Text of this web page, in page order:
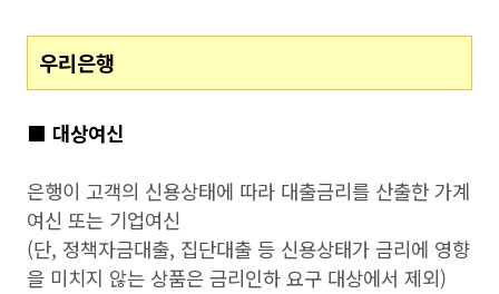
우리은행
■ 대상여신
은행이 고객의 신용상태에 따라 대출금리를 산출한 가계
여신 또는 기업여신
(단, 정책자금대출, 집단대출 등 신용상태가 금리에 영향
을 미치지 않는 상품은 금리인하 요구 대상에서 제외)